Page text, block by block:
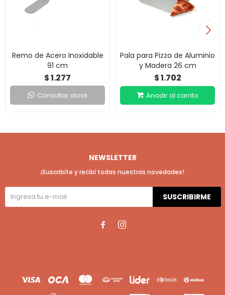
Remo de Acero Inoxidable
91 cm
$1.277
Consultar stock
Pala para Pizza de Aluminio
y Madera 26 cm
$1.702
NEWSLETTER
¡Suscribite y recibí todas nuestras novedades!
SUSCRIBIRME
 